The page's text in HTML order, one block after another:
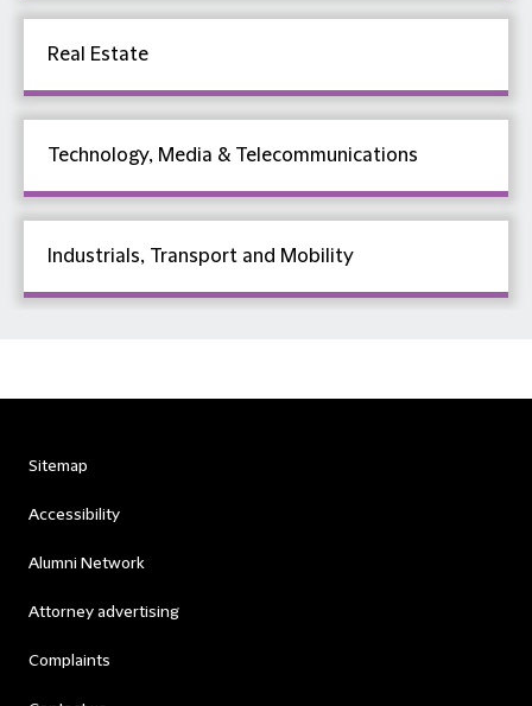
Real Estate
Technology, Media & Telecommunications
Industrials, Transport and Mobility
Sitemap
Accessibility
Alumni Network
Attorney advertising
Complaints